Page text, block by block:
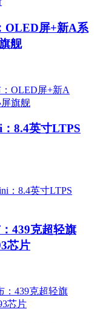
OLED屏+新A系
舰
8.4英寸LTPS
439克超轻旗
芯片